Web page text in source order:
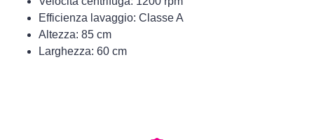
Efficienza lavaggio: Classe A
Altezza: 85 cm
Larghezza: 60 cm